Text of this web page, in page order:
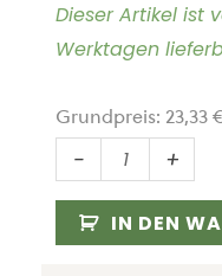
Dieser Artikel ist
Werktagen
Grundpreis: 23,33
-
Kombucha
PROXY
+
IN DEN